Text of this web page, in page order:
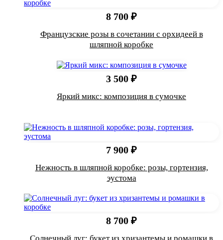
8 700 ₽
Французские розы в сочетании с орхидеей в
шляпной коробке
3 500 ₽
Яркий микс: композиция в сумочке
7 900 ₽
Нежность в шляпной коробке: розы, гортензия,
эустома
8 700 ₽